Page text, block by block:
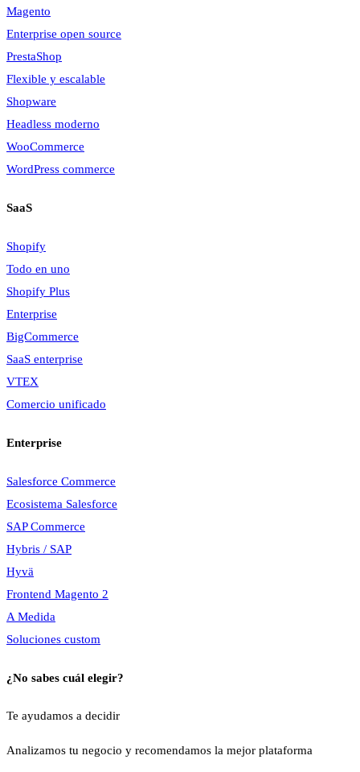
Magento
Enterprise open source
PrestaShop
Flexible y escalable
Shopware
Headless moderno
WooCommerce
WordPress commerce
SaaS
Shopify
Todo en uno
Shopify Plus
Enterprise
BigCommerce
SaaS enterprise
VTEX
Comercio unificado
Enterprise
Salesforce Commerce
Ecosistema Salesforce
SAP Commerce
Hybris / SAP
Hyvä
Frontend Magento 2
A Medida
Soluciones custom
¿No sabes cuál elegir?
Te ayudamos a decidir
Analizamos tu negocio y recomendamos la mejor plataforma